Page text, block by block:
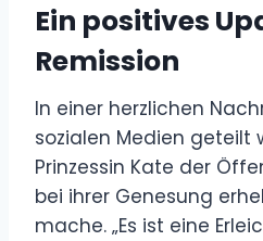
Ein positives
Remission
In einer herzlichen
sozialen Medien geteilt
Prinzessin Kate der
bei ihrer Genesung
mache. „Es ist eine